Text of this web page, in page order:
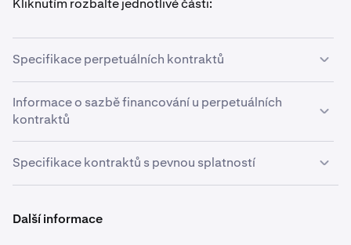
Kliknutím rozbalte jednotlivé části:
Specifikace perpetuálních kontraktů
Perpetuální deriváty jsou typ derivátových kontraktů,
které
nemají datum expirace
a mají funkci
Perpetuální kontrakty zahrnují financovací sazbu –
aktiva. Další informace o tomto mechanismu najdete v
Informace o sazbě financování u perpetuálních
kontraktů
Perpetuální deriváty jsou typ derivátových kontraktů,
které
nemají datum expirace
a mají funkci
automatického rolováníkaždou hodinu.
Perpetuální kontrakty zahrnují financovací sazbu –
Specifikace kontraktů s pevnou splatností
Další informace